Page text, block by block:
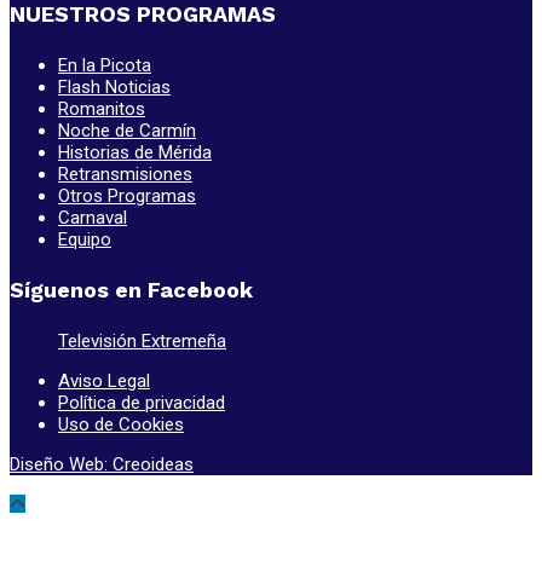
NUESTROS PROGRAMAS
En la Picota
Flash Noticias
Romanitos
Noche de Carmín
Historias de Mérida
Retransmisiones
Otros Programas
Carnaval
Equipo
Síguenos en Facebook
Televisión Extremeña
Aviso Legal
Política de privacidad
Uso de Cookies
Diseño Web: Creoideas